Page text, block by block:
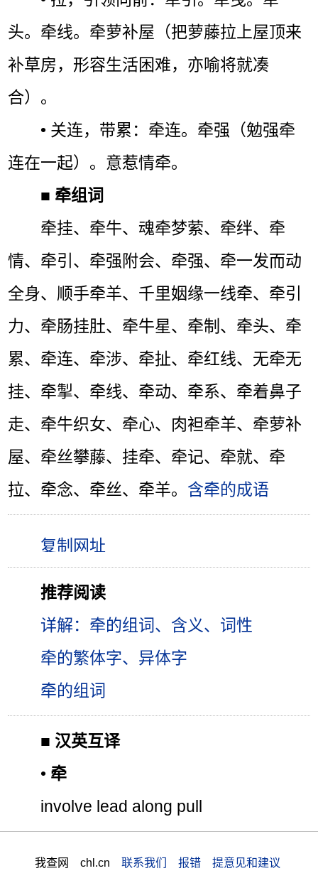
头。牵线。牵萝补屋（把萝藤拉上屋顶来
补草房，形容生活困难，亦喻将就凑
合）。
• 关连，带累：牵连。牵强（勉强牵
连在一起）。意惹情牵。
■ 牵组词
牵挂、牵牛、魂牵梦萦、牵绊、牵
情、牵引、牵强附会、牵强、牵一发而动
全身、顺手牵羊、千里姻缘一线牵、牵引
力、牵肠挂肚、牵牛星、牵制、牵头、牵
累、牵连、牵涉、牵扯、牵红线、无牵无
挂、牵掣、牵线、牵动、牵系、牵着鼻子
走、牵牛织女、牵心、肉袒牵羊、牵萝补
屋、牵丝攀藤、挂牵、牵记、牵就、牵
拉、牵念、牵丝、牵羊。 含牵的成语
推荐阅读
详解：牵的组词、含义、词性
牵的繁体字、异体字
牵的组词
■ 汉英互译
• 牵
involve lead along pull
我查网 chl.cn 联系我们 报错 提意见和建议